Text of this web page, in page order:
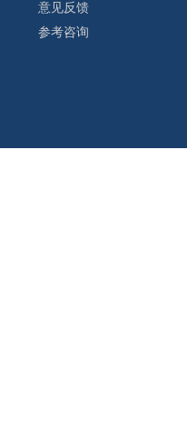
意见反馈
参考咨询